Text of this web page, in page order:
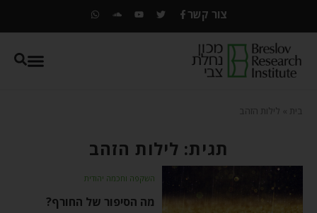
צור קשר
בית לילות הזהב
תגית: לילות הזהב
השקפה וחכמה יהודית
מה הסיפור של החורף?